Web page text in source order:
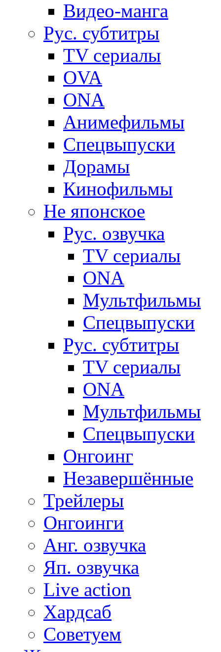
Видео-манга
Рус. субтитры
TV сериалы
OVA
ONA
Анимефильмы
Спецвыпуски
Дорамы
Кинофильмы
Не японское
Рус. озвучка
TV сериалы
ONA
Мультфильмы
Спецвыпуски
Рус. субтитры
TV сериалы
ONA
Мультфильмы
Спецвыпуски
Онгоинг
Незавершённые
Трейлеры
Онгоинги
Анг. озвучка
Яп. озвучка
Live action
Хардсаб
Советуем